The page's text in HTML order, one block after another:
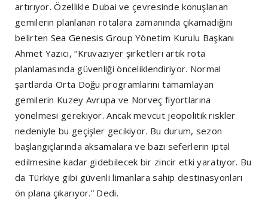
artırıyor. Özellikle Dubai ve çevresinde konuşlanan
gemilerin planlanan rotalara zamanında çıkamadığını
belirten Sea Genesis Group Yönetim Kurulu Başkanı
Ahmet Yazıcı, “Kruvaziyer şirketleri artık rota
planlamasında güvenliği önceliklendiriyor. Normal
şartlarda Orta Doğu programlarını tamamlayan
gemilerin Kuzey Avrupa ve Norveç fiyortlarına
yönelmesi gerekiyor. Ancak mevcut jeopolitik riskler
nedeniyle bu geçişler gecikiyor. Bu durum, sezon
başlangıçlarında aksamalara ve bazı seferlerin iptal
edilmesine kadar gidebilecek bir zincir etki yaratıyor. Bu
da Türkiye gibi güvenli limanlara sahip destinasyonları
ön plana çıkarıyor.” Dedi.